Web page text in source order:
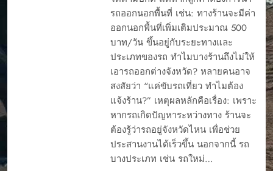
รถออกนอกพื้นที่ เช่น: ทางร้านจะมีค่า
ออกนอกพื้นที่เพิ่มเติมประมาณ 500
บาท/วัน ขึ้นอยู่กับระยะทางและ
ประเภทของรถ ทำไมบางร้านถึงไม่ให้
เอารถออกต่างจังหวัด? หลายคนอาจ
สงสัยว่า “แค่ขับรถเที่ยว ทำไมต้อง
แจ้งร้าน?” เหตุผลหลักคือเรื่อง: เพราะ
หากรถเกิดปัญหาระหว่างทาง ร้านจะ
ต้องรู้ว่ารถอยู่จังหวัดไหน เพื่อช่วย
ประสานงานได้เร็วขึ้น นอกจากนี้ รถ
บางประเภท เช่น รถใหม่…